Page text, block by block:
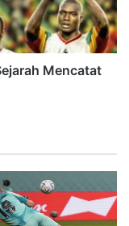
Mencatat